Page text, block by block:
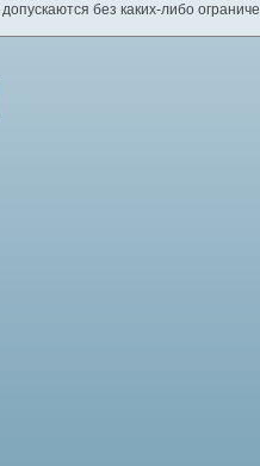
допускаются без каких-либо